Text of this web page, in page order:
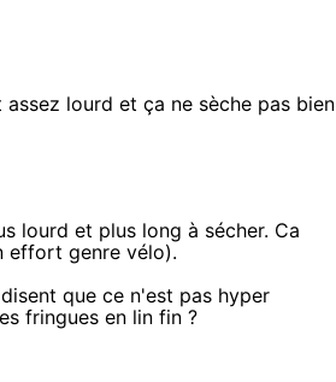
lourd et ça ne sèche pas bien
lourd et plus long à sécher. Ca
effort genre vélo).
que ce n'est pas hyper
fringues en lin fin ?